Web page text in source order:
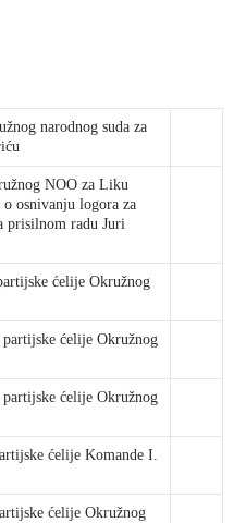
narodnog suda za
NOO za Liku
osnivanju logora za
prisilnom radu Juri
ćelije Okružnog
partijske ćelije Okružnog
partijske ćelije Okružnog
ćelije Komande I.
ćelije Okružnog